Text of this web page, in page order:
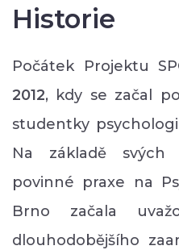
Historie
Počátek Projektu
2012, kdy se začal
studentky
Na základě
povinné praxe na
Brno začala
dlouhodobějšího